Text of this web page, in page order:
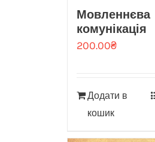
Мовленнєва
комунікація
200.00₴
Додати в
кошик